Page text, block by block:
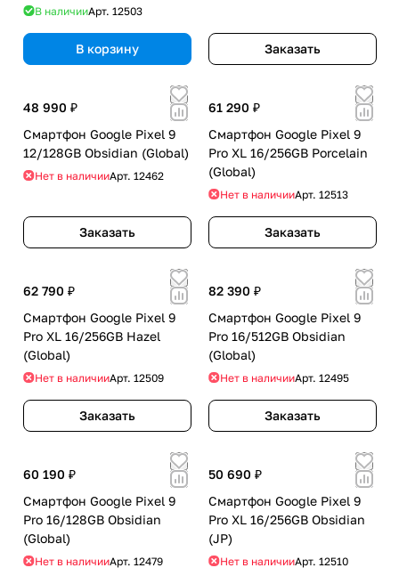
В наличииАрт. 12503
В корзину Заказать
48 990 ₽
Смартфон Google Pixel 9
12/128GB Obsidian (Global)
Нет в наличииАрт. 12462
Заказать
61 290 ₽
Смартфон Google Pixel 9
Pro XL 16/256GB Porcelain
(Global)
Нет в наличииАрт. 12513
Заказать
62 790 ₽
Смартфон Google Pixel 9
Pro XL 16/256GB Hazel
(Global)
Нет в наличииАрт. 12509
Заказать
82 390 ₽
Смартфон Google Pixel 9
Pro 16/512GB Obsidian
(Global)
Нет в наличииАрт. 12495
Заказать
60 190 ₽
Смартфон Google Pixel 9
Pro 16/128GB Obsidian
(Global)
Нет в наличииАрт. 12479
50 690 ₽
Смартфон Google Pixel 9
Pro XL 16/256GB Obsidian
(JP)
Нет в наличииАрт. 12510